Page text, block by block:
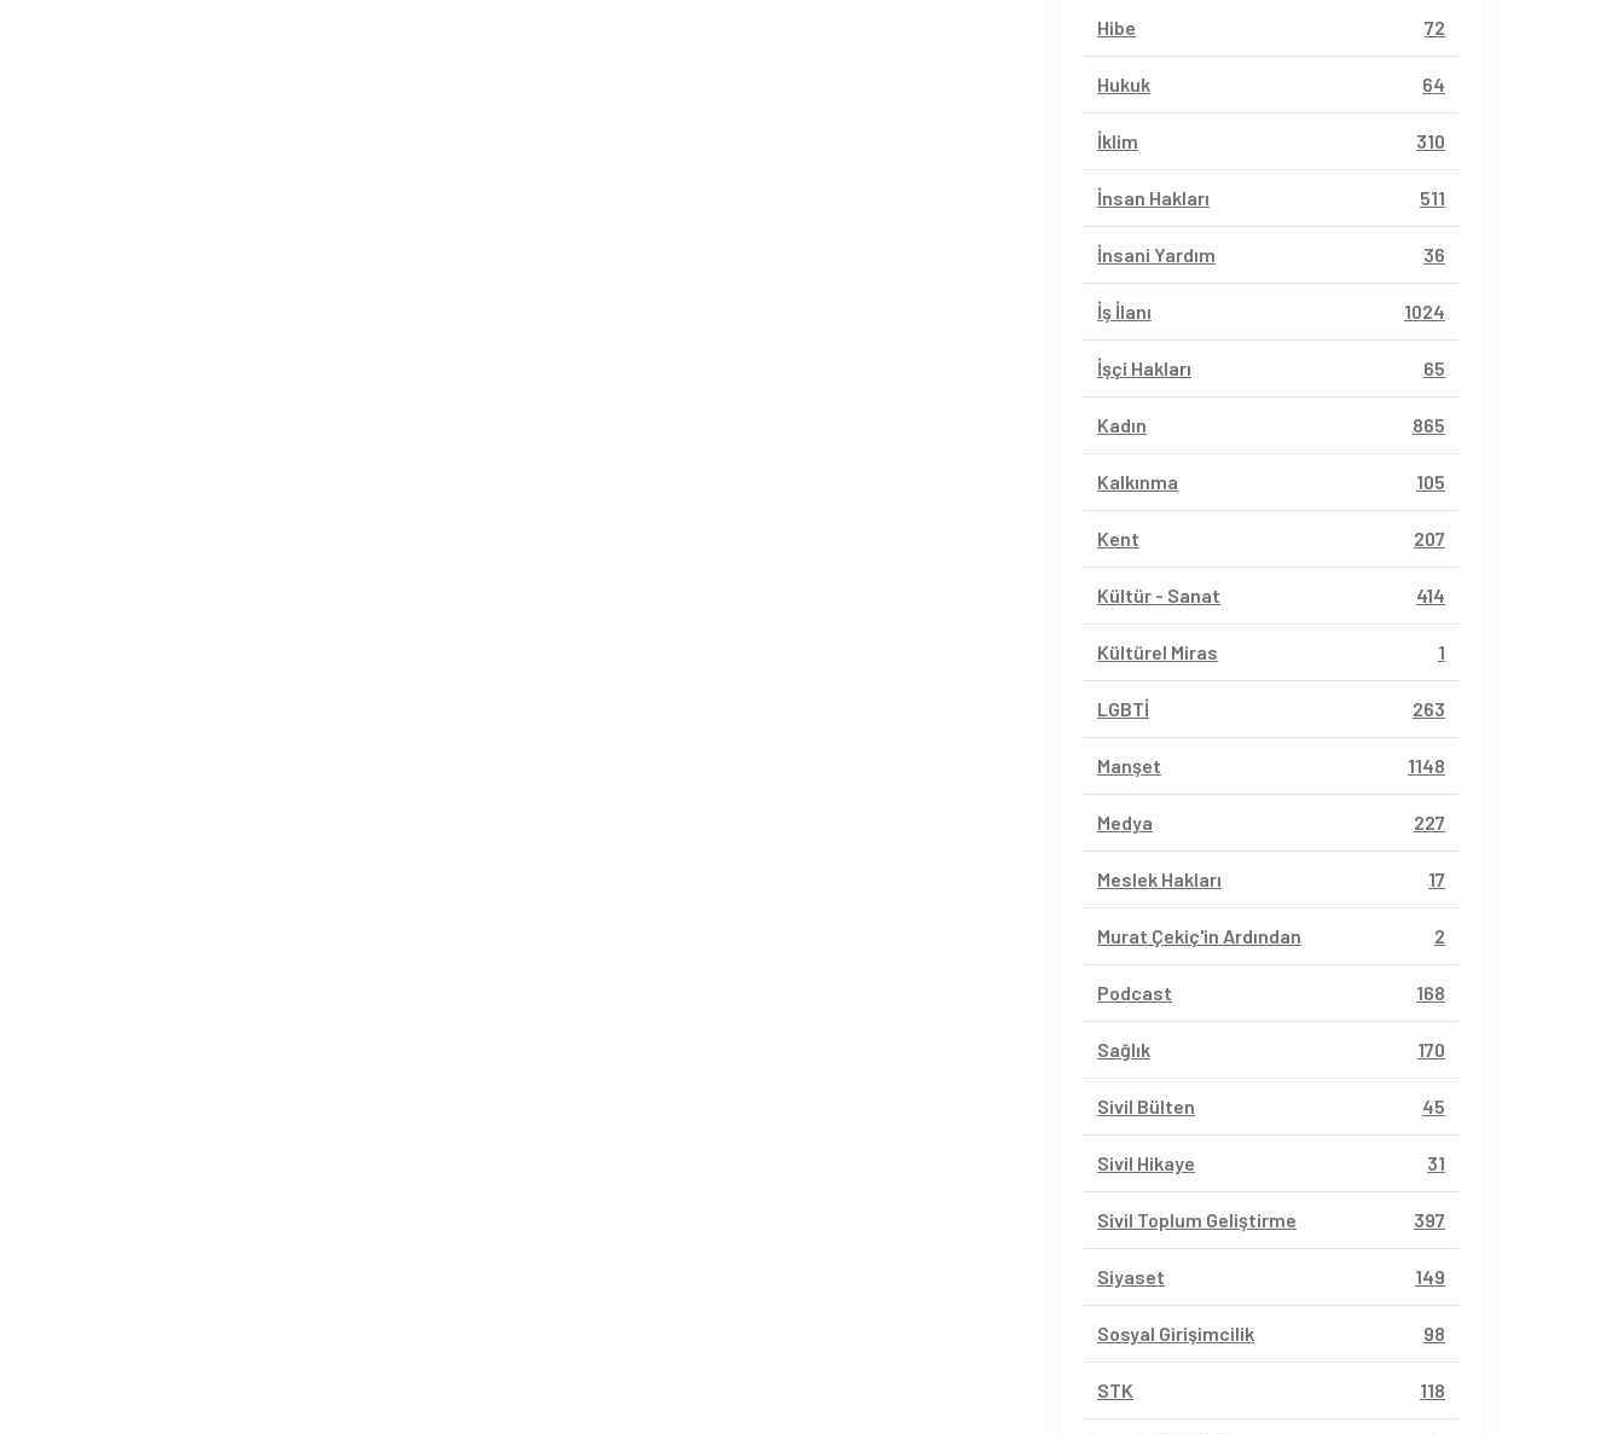
Hibe 72
Hukuk 64
İklim 310
İnsan Hakları 511
İnsani Yardım 36
İş İlanı 1024
İşçi Hakları 65
Kadın 865
Kalkınma 105
Kent 207
Kültür - Sanat 414
Kültürel Miras 1
LGBTİ 263
Manşet 1148
Medya 227
Meslek Hakları 17
Murat Çekiç'in Ardından 2
Podcast 168
Sağlık 170
Sivil Bülten 45
Sivil Hikaye 31
Sivil Toplum Geliştirme 397
Siyaset 149
Sosyal Girişimcilik 98
STK 118